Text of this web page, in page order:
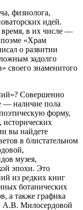
физиолога,
идей.
в их числе —
«Храм
о развитии
задолго
своего знаменитого
Совершенно
— наличие пола
форму,
исторических
вы найдете
в блистательном
музея,
эпохи. Это
из редких книг
ботанических
а также графика
А.В. Милосердовой